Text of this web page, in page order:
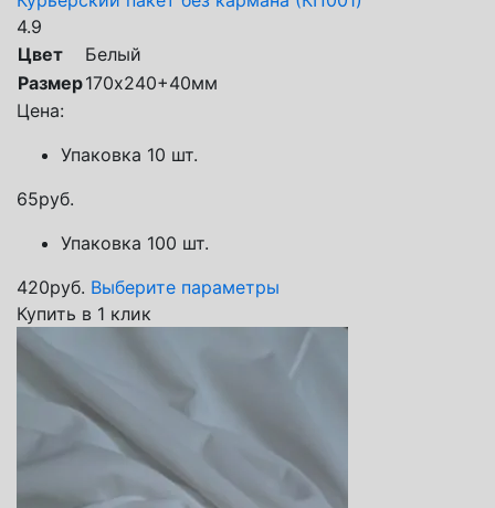
4.9
Цвет
Белый
Размер170х240+40мм
Цена:
Упаковка 10 шт.
65руб.
Упаковка 100 шт.
420руб. Выберите параметры
Купить в 1 клик